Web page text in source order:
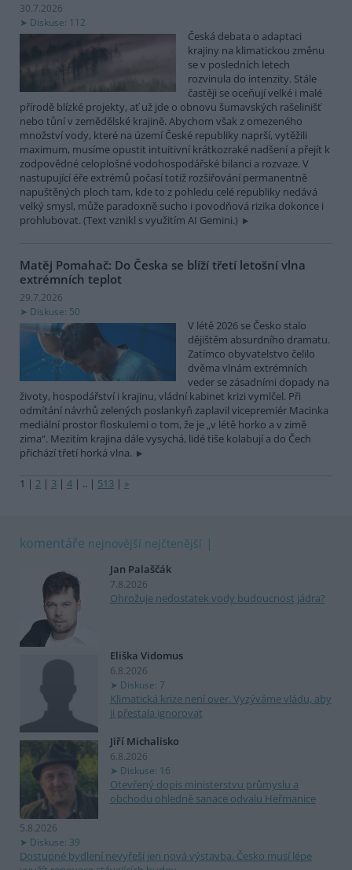
30.7.2026
Diskuse: 112
Česká debata o adaptaci
krajiny na klimatickou změnu
se v posledních letech
rozvinula do intenzity. Stále
častěji se oceňují velké i malé
přírodě blízké projekty, ať už jde o obnovu šumavských rašelinišť
nebo tůní v zemědělské krajině. Abychom však z omezeného
množství vody, které na území České republiky naprší, vytěžili
maximum, musíme opustit intuitivní krátkozraké nadšení a přejít k
zodpovědné celoplošné vodohospodářské bilanci a rozvaze. V
nastupující éře extrémů počasí totiž rozšiřování permanentně
napuštěných ploch tam, kde to z pohledu celé republiky nedává
velký smysl, může paradoxně sucho i povodňová rizika dokonce i
prohlubovat. (Text vznikl s využitím AI Gemini.)
Matěj Pomahač: Do Česka se blíží třetí letošní vlna
extrémních teplot
29.7.2026
Diskuse: 50
V létě 2026 se Česko stalo
dějištěm absurdního dramatu.
Zatímco obyvatelstvo čelilo
dvěma vlnám extrémních
veder se zásadními dopady na
životy, hospodářství i krajinu, vládní kabinet krizi vymlčel. Při
odmítání návrhů zelených poslankyň zaplavil vicepremiér Macinka
mediální prostor floskulemi o tom, že je „v létě horko a v zimě
zima“. Mezitím krajina dále vysychá, lidé tiše kolabují a do Čech
přichází třetí horká vlna.
1 | 2 | 3 | 4 | .. | 513 | »
komentáře nejnovější nejčtenější
Jan Palaščák
7.8.2026
Ohrožuje nedostatek vody budoucnost jádra?
Eliška Vidomus
6.8.2026
Diskuse: 7
Klimatická krize není over. Vyzýváme vládu, aby
ji přestala ignorovat
Jiří Michalisko
6.8.2026
Diskuse: 16
Otevřený dopis ministerstvu průmyslu a
obchodu ohledně sanace odvalu Heřmanice
5.8.2026
Diskuse: 39
Dostupné bydlení nevyřeší jen nová výstavba. Česko musí lépe